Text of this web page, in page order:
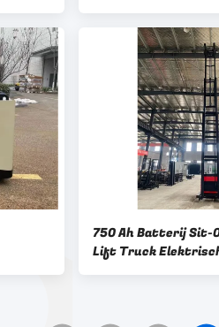
750 Ah Batterij Sit-
Lift Truck